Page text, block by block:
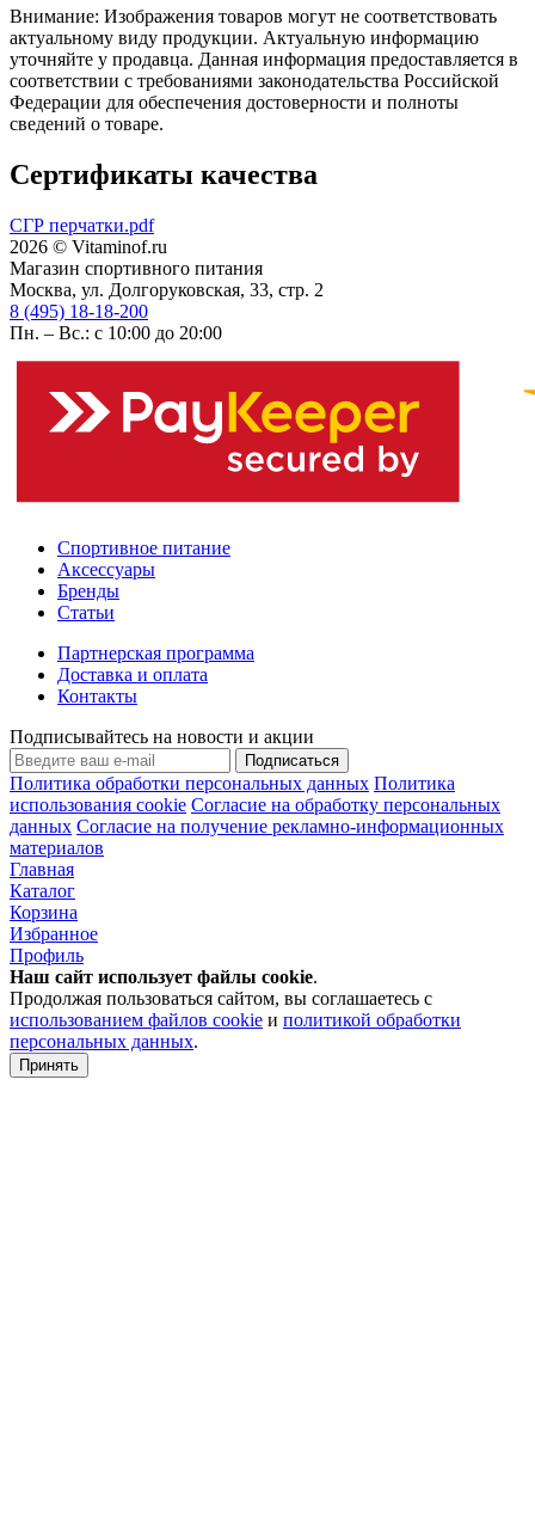
Внимание: Изображения товаров могут не соответствовать
актуальному виду продукции. Актуальную информацию
уточняйте у продавца. Данная информация предоставляется в
соответствии с требованиями законодательства Российской
Федерации для обеспечения достоверности и полноты
сведений о товаре.
Сертификаты качества
СГР перчатки.pdf
2026 © Vitaminof.ru
Магазин спортивного питания
Москва, ул. Долгоруковская, 33, стр. 2
8 (495) 18-18-200
Пн. – Вс.: с 10:00 до 20:00
Спортивное питание
Аксессуары
Бренды
Статьи
Партнерская программа
Доставка и оплата
Контакты
Подписывайтесь на новости и акции
Подписаться
Политика обработки персональных данных Политика
использования cookie Согласие на обработку персональных
данных Согласие на получение рекламно-информационных
материалов
Главная
Каталог
Корзина
Избранное
Профиль
Наш сайт использует файлы cookie.
Продолжая пользоваться сайтом, вы соглашаетесь с
использованием файлов cookie и политикой обработки
персональных данных.
Принять